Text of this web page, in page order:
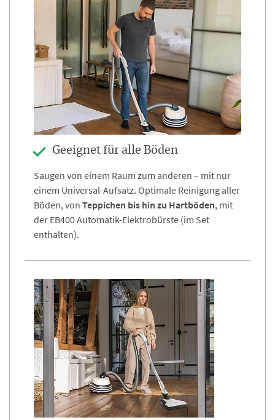
Geeignet für alle Böden
Saugen von einem Raum zum anderen – mit nur
einem Universal-Aufsatz. Optimale Reinigung aller
Böden, von Teppichen bis hin zu Hartböden, mit
der EB400 Automatik-Elektrobürste (im Set
enthalten).